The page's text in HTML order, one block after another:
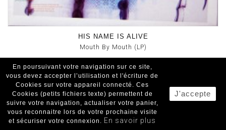
HIS NAME IS ALIVE
Mouth By Mouth (LP)
4AD
New Wave/Ambient/ Indus/ Expé
29.00€
En poursuivant votre navigation sur ce site,
vous devez accepter l’utilisation et l'écriture de
Cookies sur votre appareil connecté. Ces
Cookies (petits fichiers texte) permettent de
suivre votre navigation, actualiser votre panier,
vous reconnaitre lors de votre prochaine visite
et sécuriser votre connexion. En savoir plus
J'accepte